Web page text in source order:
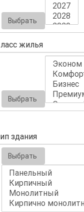
Выбрать
жилья
Выбрать
здания
Выбрать